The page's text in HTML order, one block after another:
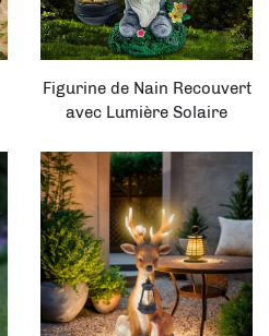
Figurine de Nain Recouvert
avec Lumière Solaire
Décoration de Jardin en
Résine